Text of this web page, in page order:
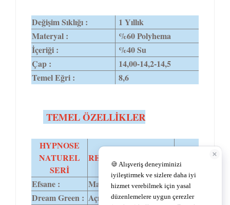
Değişim Sıklığı :
1 Yıllık
Materyal :
%60 Polyhema
İçeriği :
%40 Su
Çap :
14,00-14,2-14,5
Temel Eğri :
8,6
TEMEL ÖZELLİKLER
HYPNOSE
NATUREL
SERİ
RENK TONU
Efsane : Mavi-ela-gri
14,2
Dream Green : Açık yeşil.
14,0